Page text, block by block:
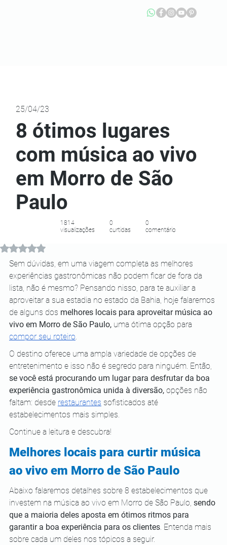
Avaliado com NaN de 5 estrelas.
Sem dúvidas, em uma viagem completa as melhores
experiências gastronômicas não podem ficar de fora da
lista, não é mesmo? Pensando nisso, para te auxiliar a
aproveitar a sua estadia no estado da Bahia, hoje falaremos
de alguns dos melhores locais para aproveitar música ao
vivo em Morro de São Paulo, uma ótima opção para
compor seu roteiro.
O destino oferece uma ampla variedade de opções de
entretenimento e isso não é segredo para ninguém. Então,
se você está procurando um lugar para desfrutar da boa
experiência gastronômica unida à diversão, opções não
faltam: desde restaurantes sofisticados até
estabelecimentos mais simples.
Continue a leitura e descubra!
Melhores locais para curtir música
ao vivo em Morro de São Paulo
Abaixo falaremos detalhes sobre 8 estabelecimentos que
investem na música ao vivo em Morro de São Paulo, sendo
que a maioria deles aposta em ótimos ritmos para
garantir a boa experiência para os clientes. Entenda mais
sobre cada um deles nos tópicos a seguir.
1814
visualizações
0
curtidas
0
comentário
8 ótimos lugares
com música ao vivo
em Morro de São
Paulo
25/04/23